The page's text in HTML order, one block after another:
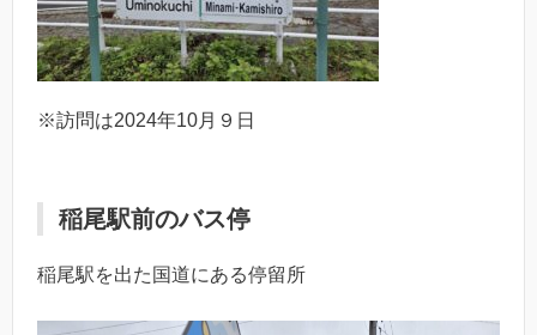
※訪問は2024年10月９日
稲尾駅前のバス停
稲尾駅を出た国道にある停留所